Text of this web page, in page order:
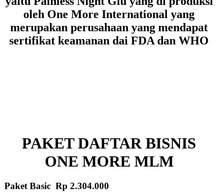
oleh One More International yang
merupakan perusahaan yang mendapat
sertifikat keamanan dai FDA dan WHO
PAKET DAFTAR BISNIS
ONE MORE MLM
Paket Basic Rp 2.304.000